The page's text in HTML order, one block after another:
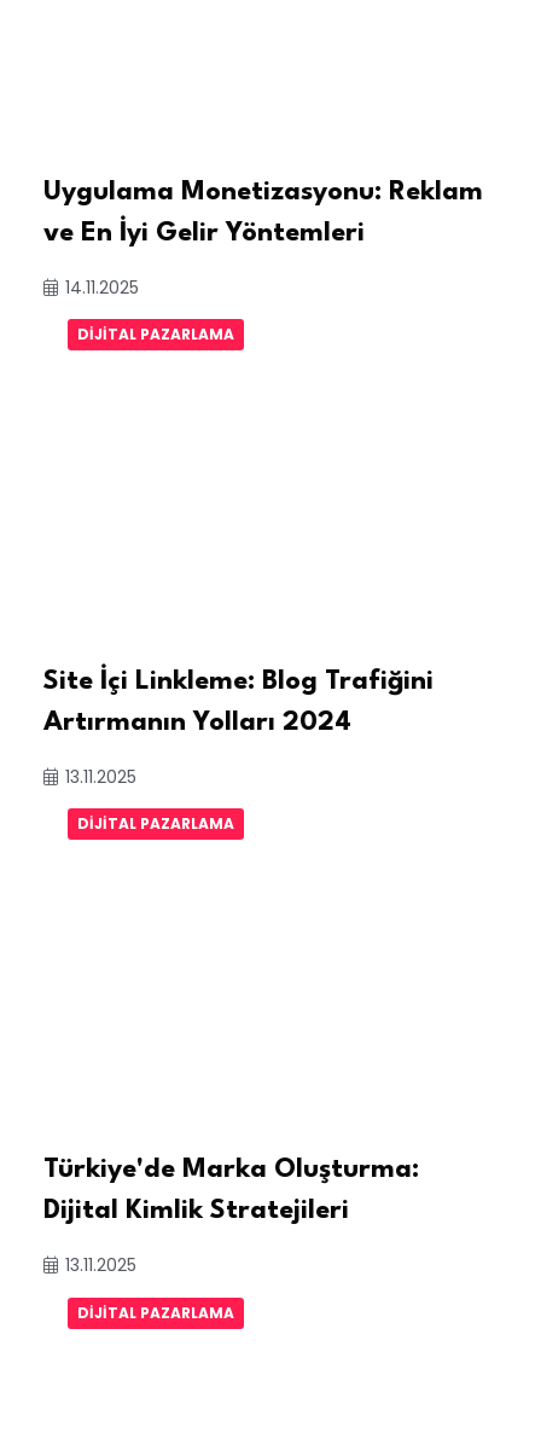
Uygulama Monetizasyonu: Reklam
ve En İyi Gelir Yöntemleri
14.11.2025
DIJITAL PAZARLAMA
Site İçi Linkleme: Blog Trafiğini
Artırmanın Yolları 2024
13.11.2025
DIJITAL PAZARLAMA
Türkiye'de Marka Oluşturma:
Dijital Kimlik Stratejileri
13.11.2025
DIJITAL PAZARLAMA